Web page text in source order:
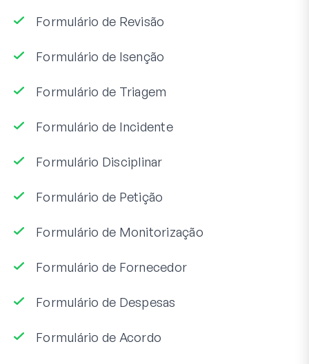
Formulário de Revisão
Formulário de Isenção
Formulário de Triagem
Formulário de Incidente
Formulário Disciplinar
Formulário de Petição
Formulário de Monitorização
Formulário de Fornecedor
Formulário de Despesas
Formulário de Acordo